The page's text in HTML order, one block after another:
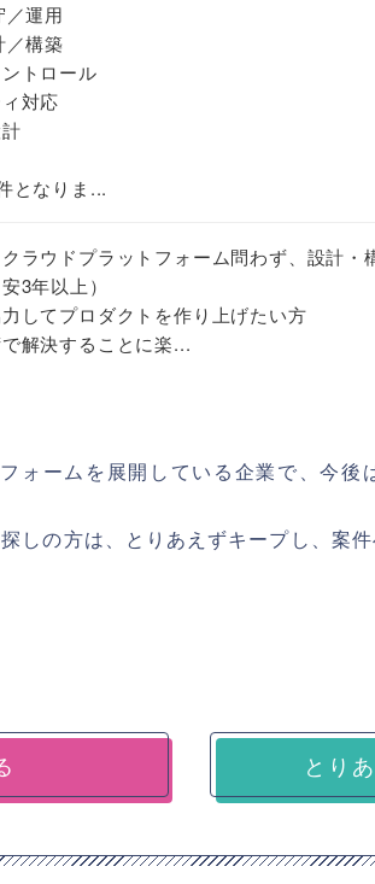
／運用
／構築
トロール
対応
となりま...
クラウドプラットフォーム問わず、設計
3年以上）
力してプロダクトを作り上げたい方
解決することに楽...
ォームを展開している企業で、今後
しの方は、とりあえずキープし、案
とり